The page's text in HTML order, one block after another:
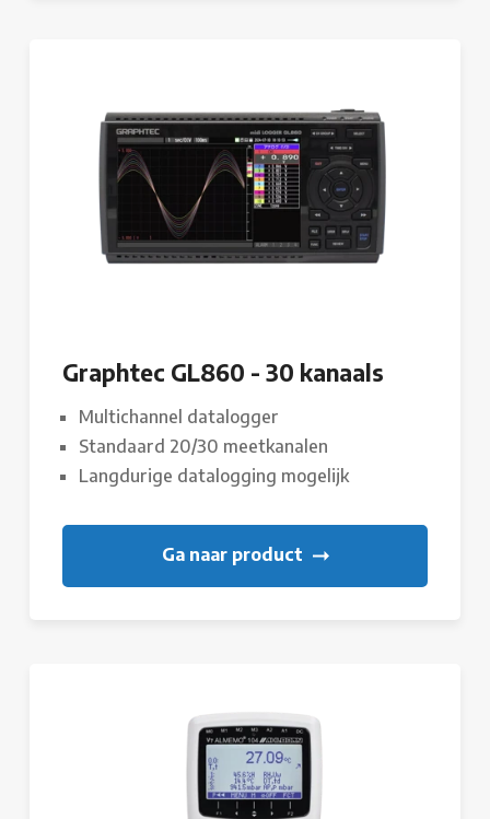
Graphtec GL860 - 30 kanaals
Multichannel datalogger
Standaard 20/30 meetkanalen
Langdurige datalogging mogelijk
Ga naar product